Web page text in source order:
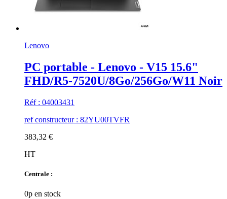
Lenovo
PC portable - Lenovo - V15 15.6"
FHD/R5-7520U/8Go/256Go/W11 Noir
Réf : 04003431
ref constructeur : 82YU00TVFR
383,32 €
HT
Centrale :
0p en stock